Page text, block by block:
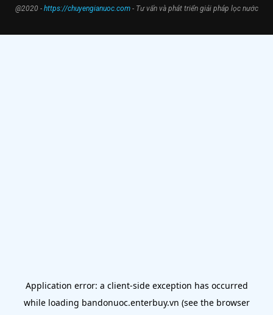
@2020 - https://chuyengianuoc.com- Tư vấn và phát triển giải pháp lọc nước